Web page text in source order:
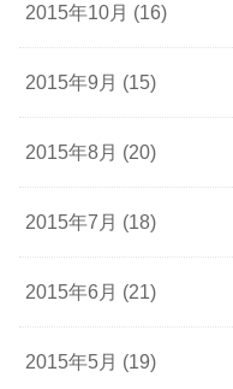
2015年10月 (16)
2015年9月 (15)
2015年8月 (20)
2015年7月 (18)
2015年6月 (21)
2015年5月 (19)